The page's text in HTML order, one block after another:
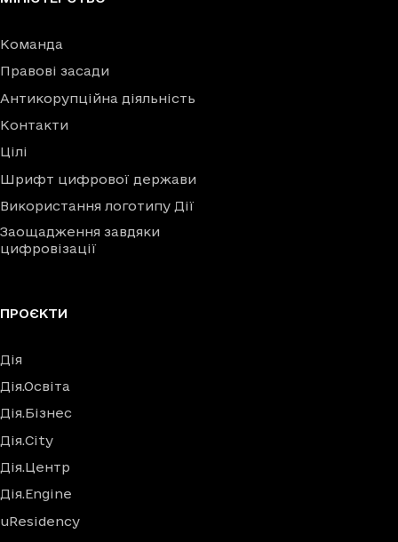
Команда
Правові засади
Антикорупційна діяльність
Контакти
Цілі
Шрифт цифрової держави
Використання логотипу Дії
Заощадження завдяки
цифровізації
ПРОЄКТИ
Дія
Дія.Освіта
Дія.Бізнес
Дія.City
Дія.Центр
Дія.Engine
uResidency